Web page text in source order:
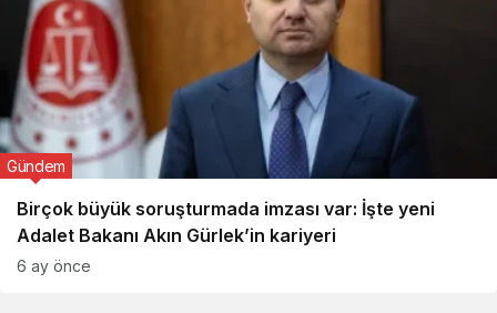
Birçok büyük soruşturmada imzası var: İşte yeni
Adalet Bakanı Akın Gürlek’in kariyeri
Gündem
6 ay önce